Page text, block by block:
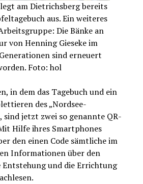
am Dietrichsberg bereits
aus. Ein weiteres
Die Bänke an
von Henning Gieseke im
sind erneuert
Foto: hol
in dem das Tagebuch und ein
des „Nordsee-
sind jetzt zwei so genannte QR-
Hilfe ihres Smartphones
den einen Code sämtliche im
Informationen über den
Entstehung und die Errichtung